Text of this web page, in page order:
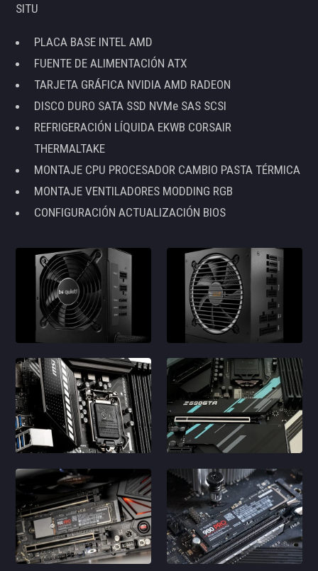
SITU
PLACA BASE INTEL AMD
FUENTE DE ALIMENTACIÓN ATX
TARJETA GRÁFICA NVIDIA AMD RADEON
DISCO DURO SATA SSD NVMe SAS SCSI
REFRIGERACIÓN LÍQUIDA EKWB CORSAIR
THERMALTAKE
MONTAJE CPU PROCESADOR CAMBIO PASTA TÉRMICA
MONTAJE VENTILADORES MODDING RGB
CONFIGURACIÓN ACTUALIZACIÓN BIOS